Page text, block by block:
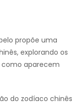
propõe uma
explorando os
como aparecem
do zodíaco chinês